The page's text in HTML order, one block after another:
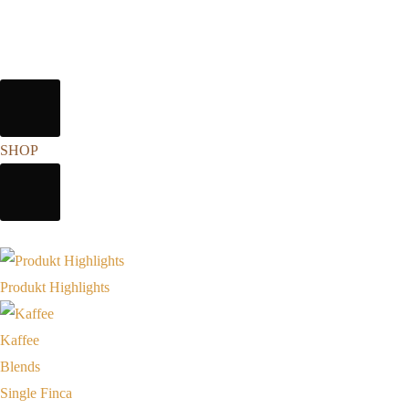
SHOP
Produkt Highlights
Kaffee
Blends
Single Finca